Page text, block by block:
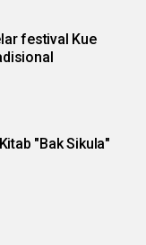
festival Kue
"Bak Sikula"